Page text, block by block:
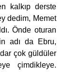
kalkıp derste
dedim, Memet
Önde oturan
adı da Ebru,
çok güldüler
çimdikleye.